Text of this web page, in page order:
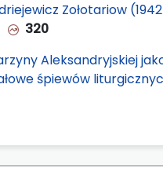
Zołotariow
320
Aleksandryjskiej
śpiewów